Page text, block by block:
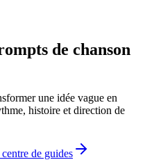
de chanson
une idée vague en
histoire et direction de
de guides